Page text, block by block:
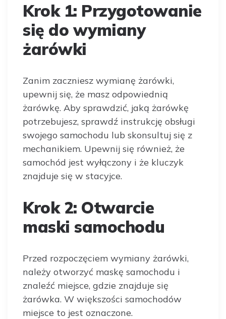
Krok 1: Przygotowanie
się do wymiany
żarówki
Zanim zaczniesz wymianę żarówki,
upewnij się, że masz odpowiednią
żarówkę. Aby sprawdzić, jaką żarówkę
potrzebujesz, sprawdź instrukcję obsługi
swojego samochodu lub skonsultuj się z
mechanikiem. Upewnij się również, że
samochód jest wyłączony i że kluczyk
znajduje się w stacyjce.
Krok 2: Otwarcie
maski samochodu
Przed rozpoczęciem wymiany żarówki,
należy otworzyć maskę samochodu i
znaleźć miejsce, gdzie znajduje się
żarówka. W większości samochodów
miejsce to jest oznaczone.